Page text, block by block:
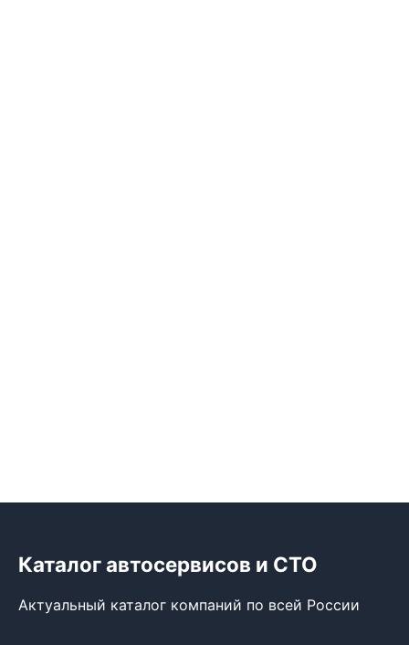
Каталог автосервисов и СТО
Актуальный каталог компаний по всей России